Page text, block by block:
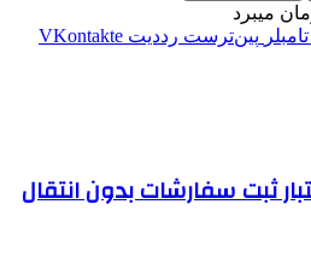
‫تامبلر ‫پین‌ترست ‫رددیت ‫VKontakte
ثبت سفارشات بدون انتقال